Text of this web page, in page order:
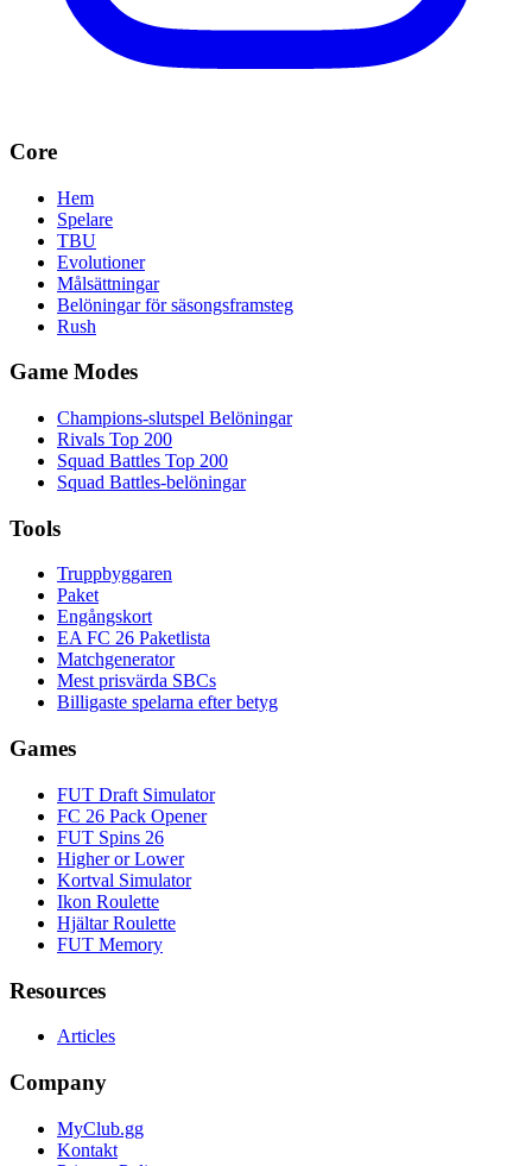
Core
Hem
Spelare
TBU
Evolutioner
Målsättningar
Belöningar för säsongsframsteg
Rush
Game Modes
Champions-slutspel Belöningar
Rivals Top 200
Squad Battles Top 200
Squad Battles-belöningar
Tools
Truppbyggaren
Paket
Engångskort
EA FC 26 Paketlista
Matchgenerator
Mest prisvärda SBCs
Billigaste spelarna efter betyg
Games
FUT Draft Simulator
FC 26 Pack Opener
FUT Spins 26
Higher or Lower
Kortval Simulator
Ikon Roulette
Hjältar Roulette
FUT Memory
Resources
Articles
Company
MyClub.gg
Kontakt